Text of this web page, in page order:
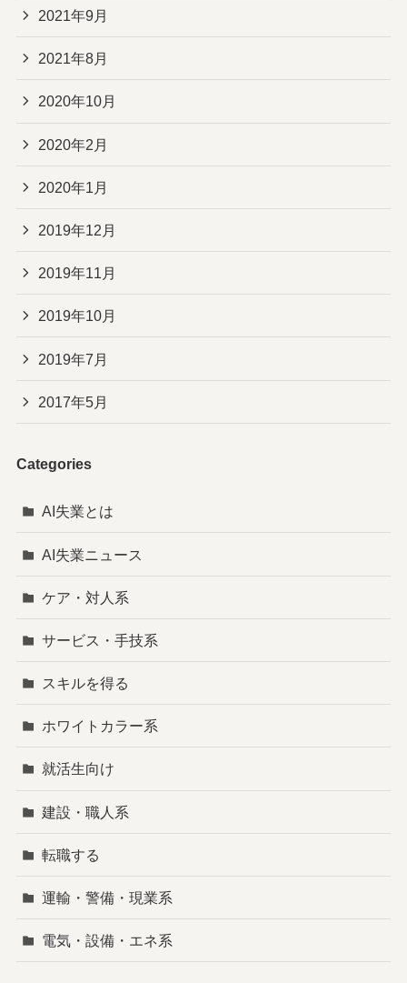
2021年9月
2021年8月
2020年10月
2020年2月
2020年1月
2019年12月
2019年11月
2019年10月
2019年7月
2017年5月
Categories
AI失業とは
AI失業ニュース
ケア・対人系
サービス・手技系
スキルを得る
ホワイトカラー系
就活生向け
建設・職人系
転職する
運輸・警備・現業系
電気・設備・エネ系